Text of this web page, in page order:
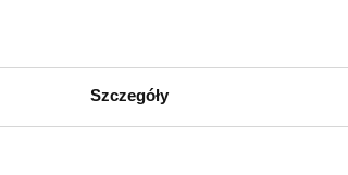
Szczegóły